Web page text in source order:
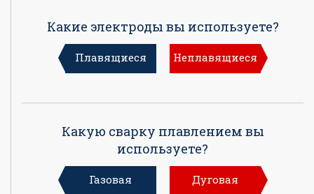
Какие электроды вы используете?
Плавящиеся Неплавящиеся
Какую сварку плавлением вы
используете?
Газовая Дуговая